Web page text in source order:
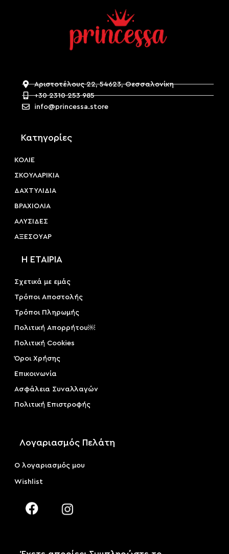
Αριστοτέλους 22, 54623, Θεσσαλονίκη
+30 2310 253 985
info@princessa.store
Κατηγορίες
ΚΟΛΙΕ
ΣΚΟΥΛΑΡΙΚΙΑ
ΔΑΧΤΥΛΙΔΙΑ
ΒΡΑΧΙΟΛΙΑ
ΑΛΥΣΙΔΕΣ
ΑΞΕΣΟΥAΡ
Η ΕΤΑΙΡΙΑ
Σχετικά με εμάς
Τρόποι Αποστολής
Τρόποι Πληρωμής
Πολιτική Απορρήτου￼
Πολιτική Cookies
Όροι Χρήσης
Επικοινωνία
Ασφάλεια Συναλλαγών
Πολιτική Επιστροφής
Λογαριασμός Πελάτη
Ο λογαριασμός μου
Wishlist